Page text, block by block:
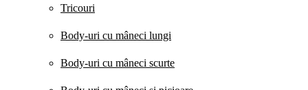
Tricouri
Body-uri cu mâneci lungi
Body-uri cu mâneci scurte